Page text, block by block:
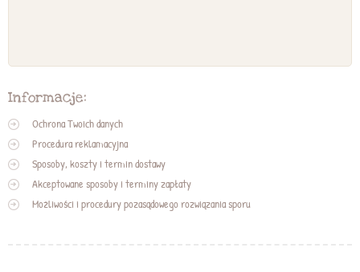
Informacje:
Ochrona Twoich danych
Procedura reklamacyjna
Sposoby, koszty i termin dostawy
Akceptowane sposoby i terminy zapłaty
Możliwości i procedury pozasądowego rozwiązania sporu